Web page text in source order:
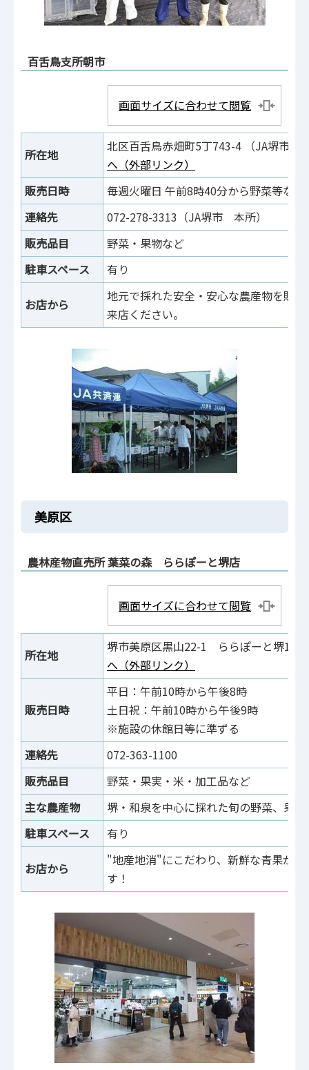
百舌鳥支所朝市
画面サイズに合わせて閲覧
所在地
北区百舌鳥赤畑町5丁743-4 （JA堺市
へ（外部リンク）
販売日時
毎週火曜日 午前8時40分から野菜等な
連絡先
072-278-3313（JA堺市 本所）
販売品目
野菜・果物など
駐車スペース
有り
お店から
地元で採れた安全・安心な農産物を販
来店ください。
美原区
農林産物直売所 葉菜の森 ららぽーと堺店
画面サイズに合わせて閲覧
所在地
堺市美原区黒山22-1 ららぽーと堺1
へ（外部リンク）
販売日時
平日：午前10時から午後8時
土日祝：午前10時から午後9時
※施設の休館日等に準ずる
連絡先
072-363-1100
販売品目
野菜・果実・米・加工品など
主な農産物
堺・和泉を中心に採れた旬の野菜、果
駐車スペース
有り
お店から
"地産地消"にこだわり、新鮮な青果が
す！